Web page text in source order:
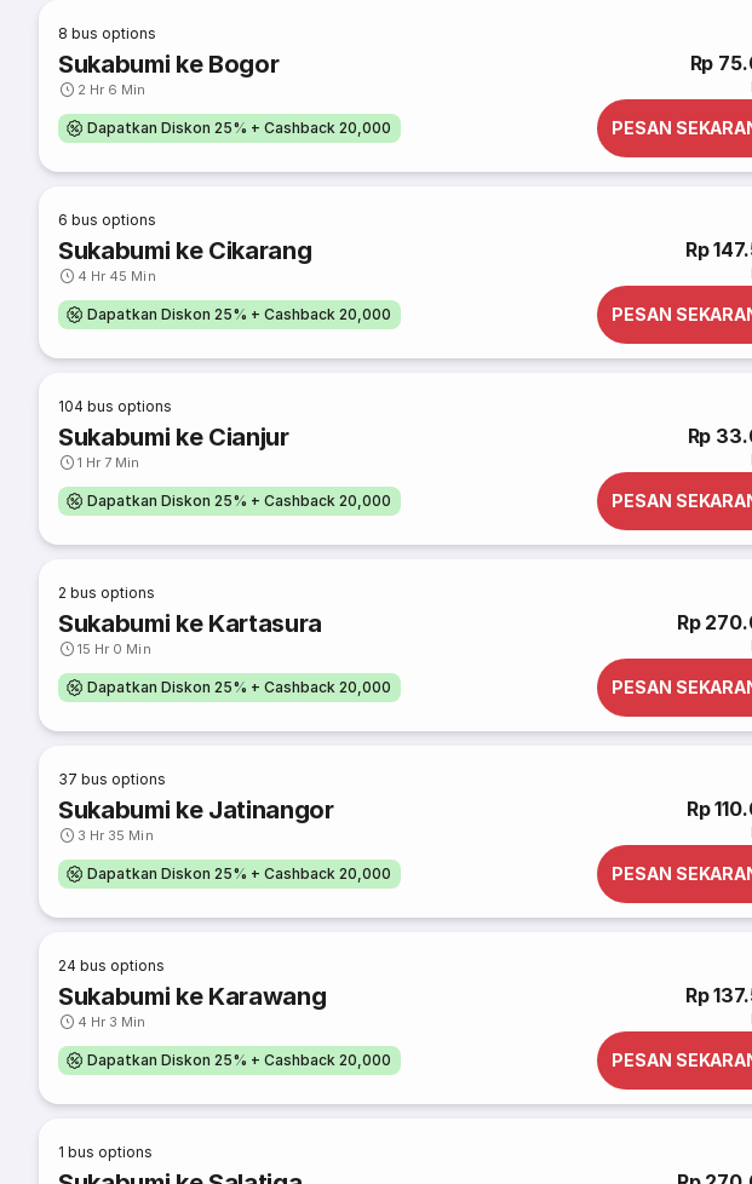
8 bus options
Sukabumi ke Bogor
2 Hr 6 Min
Rp
Dapatkan Diskon 25% + Cashback 20,000 PESAN
6 bus options
Sukabumi ke Cikarang
4 Hr 45 Min
Rp
Dapatkan Diskon 25% + Cashback 20,000 PESAN
104 bus options
Sukabumi ke Cianjur
1 Hr 7 Min
Rp
Dapatkan Diskon 25% + Cashback 20,000 PESAN
2 bus options
Sukabumi ke Kartasura
15 Hr 0 Min
Rp
Dapatkan Diskon 25% + Cashback 20,000 PESAN
37 bus options
Sukabumi ke Jatinangor
3 Hr 35 Min
Rp
Dapatkan Diskon 25% + Cashback 20,000 PESAN
24 bus options
Sukabumi ke Karawang
4 Hr 3 Min
Rp
Dapatkan Diskon 25% + Cashback 20,000 PESAN
1 bus options